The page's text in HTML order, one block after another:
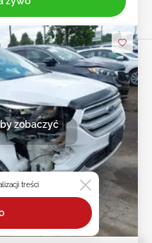
zobaczyć
treści